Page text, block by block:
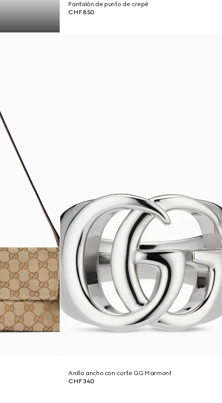
Pantalón de punto de crepé
CHF 850
Anillo ancho con corte GG Marmont
CHF 340